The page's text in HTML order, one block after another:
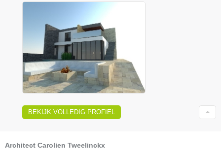
BEKIJK VOLLEDIG PROFIEL
Architect Carolien Tweelinckx